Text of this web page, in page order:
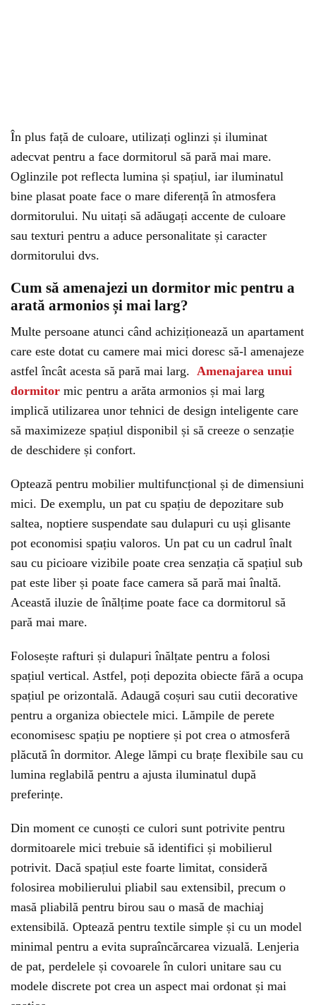
În plus față de culoare, utilizați oglinzi și iluminat
adecvat pentru a face dormitorul să pară mai mare.
Oglinzile pot reflecta lumina și spațiul, iar iluminatul
bine plasat poate face o mare diferență în atmosfera
dormitorului. Nu uitați să adăugați accente de culoare
sau texturi pentru a aduce personalitate și caracter
dormitorului dvs.
Cum să amenajezi un dormitor mic pentru a
arată armonios și mai larg?
Multe persoane atunci când achiziționează un apartament
care este dotat cu camere mai mici doresc să-l amenajeze
astfel încât acesta să pară mai larg. Amenajarea unui
dormitor mic pentru a arăta armonios și mai larg
implică utilizarea unor tehnici de design inteligente care
să maximizeze spațiul disponibil și să creeze o senzație
de deschidere și confort.
Optează pentru mobilier multifuncțional și de dimensiuni
mici. De exemplu, un pat cu spațiu de depozitare sub
saltea, noptiere suspendate sau dulapuri cu uși glisante
pot economisi spațiu valoros. Un pat cu un cadrul înalt
sau cu picioare vizibile poate crea senzația că spațiul sub
pat este liber și poate face camera să pară mai înaltă.
Această iluzie de înălțime poate face ca dormitorul să
pară mai mare.
Folosește rafturi și dulapuri înălțate pentru a folosi
spațiul vertical. Astfel, poți depozita obiecte fără a ocupa
spațiul pe orizontală. Adaugă coșuri sau cutii decorative
pentru a organiza obiectele mici. Lămpile de perete
economisesc spațiu pe noptiere și pot crea o atmosferă
plăcută în dormitor. Alege lămpi cu brațe flexibile sau cu
lumina reglabilă pentru a ajusta iluminatul după
preferințe.
Din moment ce cunoști ce culori sunt potrivite pentru
dormitoarele mici trebuie să identifici și mobilierul
potrivit. Dacă spațiul este foarte limitat, consideră
folosirea mobilierului pliabil sau extensibil, precum o
masă pliabilă pentru birou sau o masă de machiaj
extensibilă. Optează pentru textile simple și cu un model
minimal pentru a evita supraîncărcarea vizuală. Lenjeria
de pat, perdelele și covoarele în culori unitare sau cu
modele discrete pot crea un aspect mai ordonat și mai